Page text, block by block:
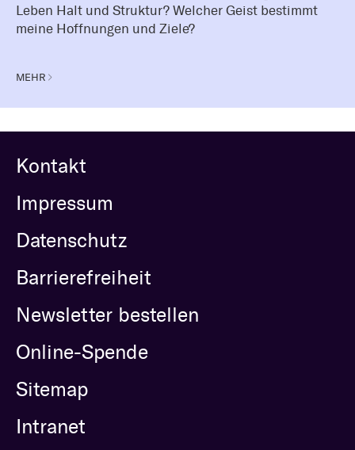
Leben Halt und Struktur? Welcher Geist bestimmt
meine Hoffnungen und Ziele?
MEHR
Kontakt
Impressum
Datenschutz
Barrierefreiheit
Newsletter bestellen
Online-Spende
Sitemap
Intranet